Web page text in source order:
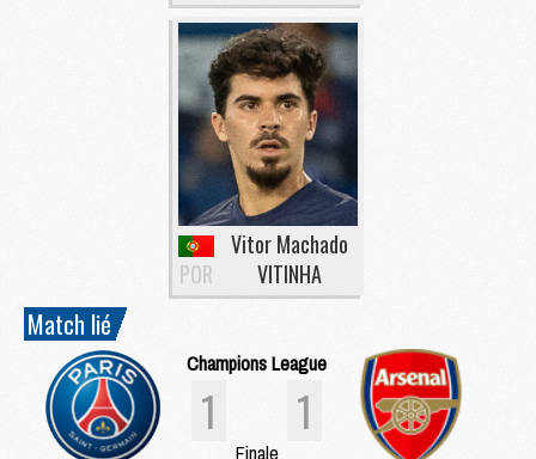
POR
Vitor Machado
VITINHA
Match lié
Champions League
1 1
Finale